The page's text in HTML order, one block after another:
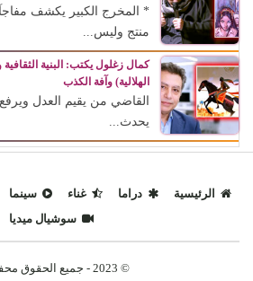
* المخرج الكبير يكشف
منتج وليس...
الهلالية) وآفة الكذب
القاضي من يقيم العدل
يحدث...
الرئيسية دراما غناء سينما
سوشيال ميديا
© 2023 - جميع الحقوق محفوظة.